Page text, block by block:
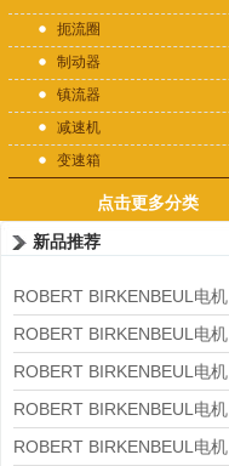
扼流圈
制动器
镇流器
减速机
变速箱
点击更多分类
新品推荐
ROBERT BIRKENBEUL电机
8APE225M-4-IE3
ROBERT BIRKENBEUL电机
8APE180L-4 IE3
ROBERT BIRKENBEUL电机
8APE160M-6 IE3
ROBERT BIRKENBEUL电机
8APE160L-4-IE3
ROBERT BIRKENBEUL电机